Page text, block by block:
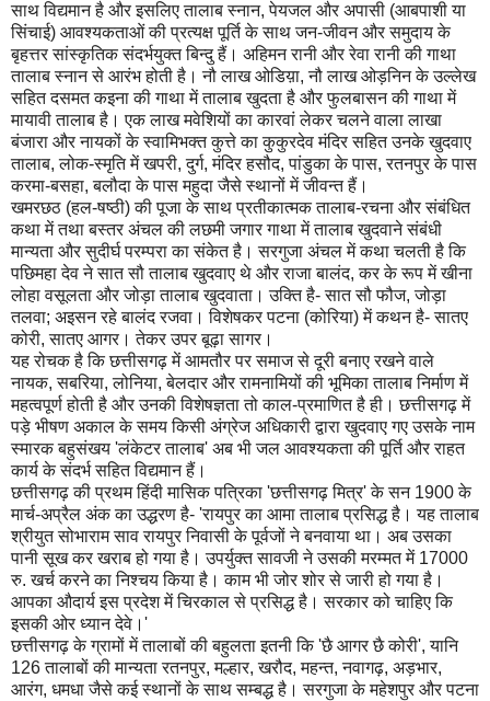
साथ विद्यमान है और इसलिए तालाब स्नान, पेयजल और अपासी (आबपाशी या
सिंचाई) आवश्यकताओं की प्रत्यक्ष पूर्ति के साथ जन-जीवन और समुदाय के
बृहत्तर सांस्कृतिक संदर्भयुक्त बिन्दु हैं। अहिमन रानी और रेवा रानी की गाथा
तालाब स्नान से आरंभ होती है। नौ लाख ओडिय़ा, नौ लाख ओड़निन के उल्लेख
सहित दसमत कइना की गाथा में तालाब खुदता है और फुलबासन की गाथा में
मायावी तालाब है। एक लाख मवेशियों का कारवां लेकर चलने वाला लाखा
बंजारा और नायकों के स्वामिभक्त कुत्ते का कुकुरदेव मंदिर सहित उनके खुदवाए
तालाब, लोक-स्मृति में खपरी, दुर्ग, मंदिर हसौद, पांडुका के पास, रतनपुर के पास
करमा-बसहा, बलौदा के पास महुदा जैसे स्थानों में जीवन्त हैं।
खमरछठ (हल-षष्ठी) की पूजा के साथ प्रतीकात्मक तालाब-रचना और संबंधित
कथा में तथा बस्तर अंचल की लछमी जगार गाथा में तालाब खुदवाने संबंधी
मान्यता और सुदीर्घ परम्परा का संकेत है। सरगुजा अंचल में कथा चलती है कि
पछिमहा देव ने सात सौ तालाब खुदवाए थे और राजा बालंद, कर के रूप में खीना
लोहा वसूलता और जोड़ा तालाब खुदवाता। उक्ति है- सात सौ फौज, जोड़ा
तलवा; अइसन रहे बालंद रजवा। विशेषकर पटना (कोरिया) में कथन है- सातए
कोरी, सातए आगर। तेकर उपर बूढ़ा सागर।
यह रोचक है कि छत्तीसगढ़ में आमतौर पर समाज से दूरी बनाए रखने वाले
नायक, सबरिया, लोनिया, बेलदार और रामनामियों की भूमिका तालाब निर्माण में
महत्वपूर्ण होती है और उनकी विशेषज्ञता तो काल-प्रमाणित है ही। छत्तीसगढ़ में
पड़े भीषण अकाल के समय किसी अंग्रेज अधिकारी द्वारा खुदवाए गए उसके नाम
स्मारक बहुसंखय 'लंकेटर तालाब' अब भी जल आवश्यकता की पूर्ति और राहत
कार्य के संदर्भ सहित विद्यमान हैं।
छत्तीसगढ़ की प्रथम हिंदी मासिक पत्रिका 'छत्तीसगढ़ मित्र' के सन 1900 के
मार्च-अप्रैल अंक का उद्धरण है- 'रायपुर का आमा तालाब प्रसिद्ध है। यह तालाब
श्रीयुत सोभाराम साव रायपुर निवासी के पूर्वजों ने बनवाया था। अब उसका
पानी सूख कर खराब हो गया है। उपर्युक्त सावजी ने उसकी मरम्मत में 17000
रु. खर्च करने का निश्चय किया है। काम भी जोर शोर से जारी हो गया है।
आपका औदार्य इस प्रदेश में चिरकाल से प्रसिद्ध है। सरकार को चाहिए कि
इसकी ओर ध्यान देवे।'
छत्तीसगढ़ के ग्रामों में तालाबों की बहुलता इतनी कि 'छै आगर छै कोरी', यानि
126 तालाबों की मान्यता रतनपुर, मल्हार, खरौद, महन्त, नवागढ़, अड़भार,
आरंग, धमधा जैसे कई स्थानों के साथ सम्बद्ध है। सरगुजा के महेशपुर और पटना